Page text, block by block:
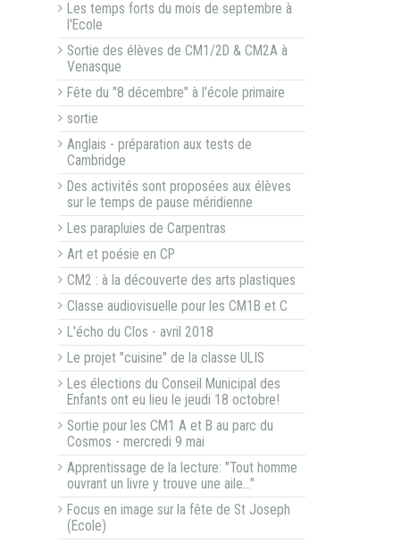
Les temps forts du mois de septembre à
l'Ecole
Sortie des élèves de CM1/2D & CM2A à
Venasque
Fête du "8 décembre" à l'école primaire
sortie
Anglais - préparation aux tests de
Cambridge
Des activités sont proposées aux élèves
sur le temps de pause méridienne
Les parapluies de Carpentras
Art et poésie en CP
CM2 : à la découverte des arts plastiques
Classe audiovisuelle pour les CM1B et C
L'écho du Clos - avril 2018
Le projet "cuisine" de la classe ULIS
Les élections du Conseil Municipal des
Enfants ont eu lieu le jeudi 18 octobre!
Sortie pour les CM1 A et B au parc du
Cosmos - mercredi 9 mai
Apprentissage de la lecture: "Tout homme
ouvrant un livre y trouve une aile…"
Focus en image sur la fête de St Joseph
(Ecole)